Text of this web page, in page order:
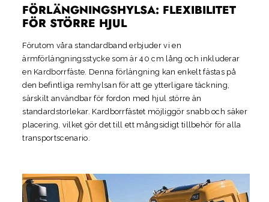
FÖRLÄNGNINGSHYLSA: FLEXIBILITET
FÖR STÖRRE HJUL
Förutom våra standardband erbjuder vi en
ärmförlängningsstycke som är 40 cm lång och inkluderar
en Kardborrfäste. Denna förlängning kan enkelt fästas på
den befintliga remhylsan för att ge ytterligare täckning,
särskilt användbar för fordon med hjul större än
standardstorlekar. Kardborrfästet möjliggör snabb och säker
placering, vilket gör det till ett mångsidigt tillbehör för alla
transportscenario.